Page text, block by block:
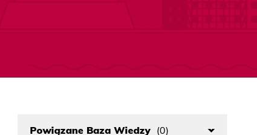
Powiązane Baza Wiedzy (0)